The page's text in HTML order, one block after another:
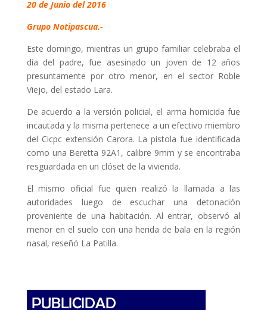
20 de Junio del 2016
Grupo Notipascua.-
Este domingo, mientras un grupo familiar celebraba el
día del padre, fue asesinado un joven de 12 años
presuntamente por otro menor, en el sector Roble
Viejo, del estado Lara.
De acuerdo a la versión policial, el arma homicida fue
incautada y la misma pertenece a un efectivo miembro
del Cicpc extensión Carora. La pistola fue identificada
como una Beretta 92A1, calibre 9mm y se encontraba
resguardada en un clóset de la vivienda.
El mismo oficial fue quien realizó la llamada a las
autoridades luego de escuchar una detonación
proveniente de una habitación. Al entrar, observó al
menor en el suelo con una herida de bala en la región
nasal, reseñó La Patilla.